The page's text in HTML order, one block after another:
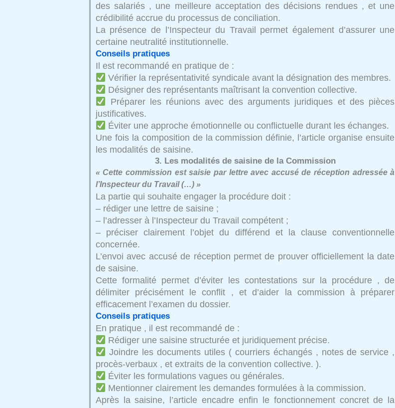
des salariés , une meilleure acceptation des décisions rendues , et une
crédibilité accrue du processus de conciliation.
La présence de l’Inspecteur du Travail permet également d’assurer une
certaine neutralité institutionnelle.
Conseils pratiques
Il est recommandé en pratique de :
Vérifier la représentativité syndicale avant la désignation des membres.
Désigner des représentants maîtrisant la convention collective.
Préparer les réunions avec des arguments juridiques et des pièces
justificatives.
Éviter une approche émotionnelle ou conflictuelle durant les échanges.
Une fois la composition de la commission définie, l’article organise ensuite
les modalités de saisine.
3. Les modalités de saisine de la Commission
« Cette commission est saisie par lettre avec accusé de réception adressée à
l’Inspecteur du Travail (…) »
La partie qui souhaite engager la procédure doit :
– rédiger une lettre de saisine ;
– l’adresser à l’Inspecteur du Travail compétent ;
– préciser clairement l’objet du différend et la clause conventionnelle
concernée.
L’envoi avec accusé de réception permet de prouver officiellement la date
de saisine.
Cette formalité permet d’éviter les contestations sur la procédure , de
délimiter précisément le conflit , et d’aider la commission à préparer
efficacement l’examen du dossier.
Conseils pratiques
En pratique , il est recommandé de :
Rédiger une saisine structurée et juridiquement précise.
Joindre les documents utiles ( courriers échangés , notes de service ,
procès-verbaux , et extraits de la convention collective. ).
Éviter les formulations vagues ou générales.
Mentionner clairement les demandes formulées à la commission.
Après la saisine, l’article encadre enfin le fonctionnement concret de la